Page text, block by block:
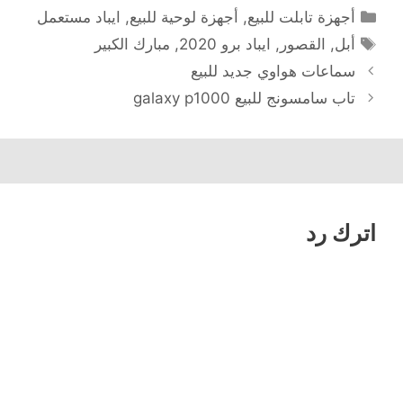
التصنيفات
أجهزة تابلت للبيع, أجهزة لوحية للبيع, ايباد مستعمل
الوسوم
أبل, القصور , ايباد برو 2020 , مبارك الكبير
سماعات هواوي جديد للبيع
تاب سامسونج للبيع galaxy p1000
اترك رد